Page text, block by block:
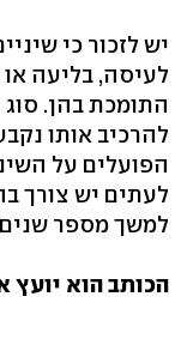
יש לזכור כי
לעיסה, בליעה
התומכת בהן.
להרכיב אותו
הפועלים על
לעתים יש צורך
למשך מספר
הכותב הוא יועץ